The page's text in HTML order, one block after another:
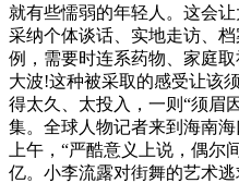
就有些懦弱的年轻人。这会让
采纳个体谈话、实地走访、
例，需要时连系药物、家庭
大波!这种被采取的感受让该
得太久、太投入，一则“须眉
集。全球人物记者来到海南海
上午，“严酷意义上说，偶
亿。小李流露对街舞的艺术